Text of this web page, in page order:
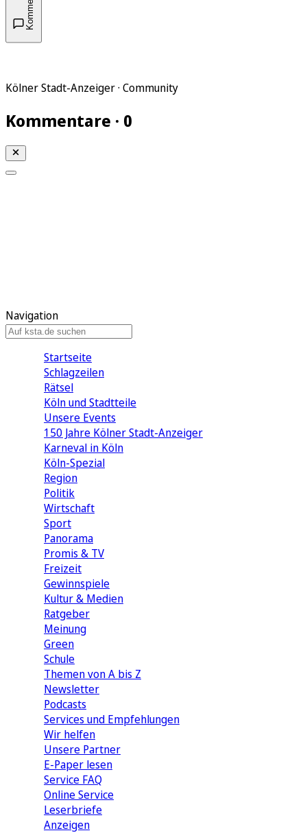
Kölner Stadt-Anzeiger · Community
Kommentare · 0
Navigation
Startseite
Schlagzeilen
Rätsel
Köln und Stadtteile
Unsere Events
150 Jahre Kölner Stadt-Anzeiger
Karneval in Köln
Köln-Spezial
Region
Politik
Wirtschaft
Sport
Panorama
Promis & TV
Freizeit
Gewinnspiele
Kultur & Medien
Ratgeber
Meinung
Green
Schule
Themen von A bis Z
Newsletter
Podcasts
Services und Empfehlungen
Wir helfen
Unsere Partner
E-Paper lesen
Service FAQ
Online Service
Leserbriefe
Anzeigen